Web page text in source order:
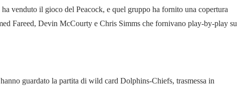
venduto il gioco del Peacock, e quel gruppo ha fornito una copertura
Fareed, Devin McCourty e Chris Simms che fornivano play-by-play su
guardato la partita di wild card Dolphins-Chiefs, trasmessa in